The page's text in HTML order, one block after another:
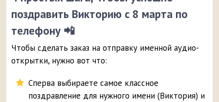
поздравить Викторию с 8 марта по
телефону 📲
Чтобы сделать заказ на отправку именной аудио-
открытки, нужно вот что:
Сперва выбираете самое классное
поздравление для нужного имени (Виктория) и